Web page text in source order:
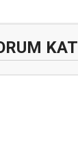
KAT